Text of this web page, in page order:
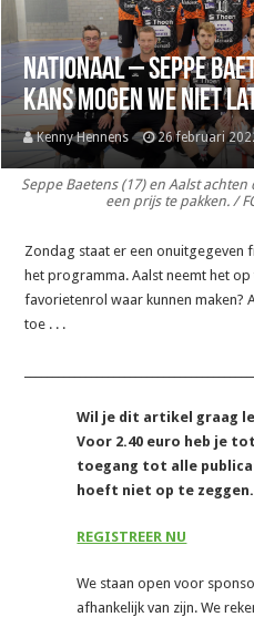
Nationaal – Seppe
kans mogen we niet
Kenny Hennens 26 februari
Seppe Baetens (17) en Aalst
een prijs te pakken. /
Zondag staat er een onuitgegeven
het programma. Aalst neemt het
favorietenrol waar kunnen maken?
toe . . .
Wil je dit artikel graag
Voor 2.40 euro heb je
toegang tot alle
hoeft niet op te zeggen.
REGISTREER NU
We staan open voor
afhankelijk van zijn. We